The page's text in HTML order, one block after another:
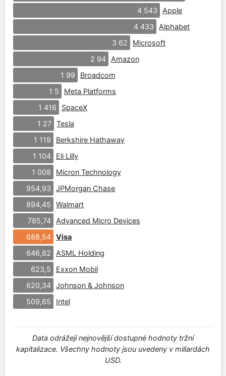
4 543
Apple
4 433
Alphabet
3 62
Microsoft
2 94
Amazon
1 99
Broadcom
1 5
Meta Platforms
1 416
SpaceX
1 27
Tesla
1 119
Berkshire Hathaway
1 104
Eli Lilly
1 008
Micron Technology
954,93
JPMorgan Chase
894,45
Walmart
785,74
Advanced Micro Devices
688,54 Visa
646,82
ASML Holding
623,5
Exxon Mobil
620,34 Johnson & Johnson
509,65
Intel
Data odrážejí nejnovější dostupné hodnoty tržní
kapitalizace. Všechny hodnoty jsou uvedeny v miliardách
USD.